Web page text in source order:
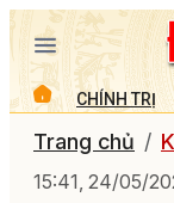
CHÍNH TRỊ
Trang chủ
15:41, 24/05/